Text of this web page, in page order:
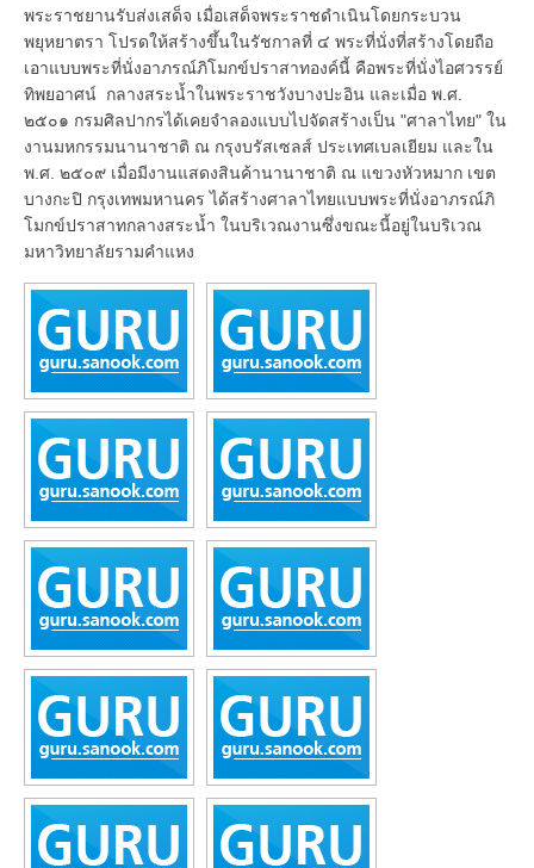
พระราชยานรับส่งเสด็จ เมื่อเสด็จพระราชดำเนินโดยกระบวน
พยุหยาตรา โปรดให้สร้างขึ้นในรัชกาลที่ ๔ พระที่นั่งที่สร้างโดยถือ
เอาแบบพระที่นั่งอาภรณ์ภิโมกข์ปราสาทองค์นี้ คือพระที่นั่งไอศวรรย์
ทิพยอาศน์ กลางสระน้ำในพระราชวังบางปะอิน และเมื่อ พ.ศ.
๒๕๐๑ กรมศิลปากรได้เคยจำลองแบบไปจัดสร้างเป็น "ศาลาไทย" ใน
งานมหกรรมนานาชาติ ณ กรุงบรัสเซลส์ ประเทศเบลเยียม และใน
พ.ศ. ๒๕๐๙ เมื่อมีงานแสดงสินค้านานาชาติ ณ แขวงหัวหมาก เขต
บางกะปิ กรุงเทพมหานคร ได้สร้างศาลาไทยแบบพระที่นั่งอาภรณ์ภิ
โมกข์ปราสาทกลางสระน้ำ ในบริเวณงานซึ่งขณะนี้อยู่ในบริเวณ
มหาวิทยาลัยรามคำแหง